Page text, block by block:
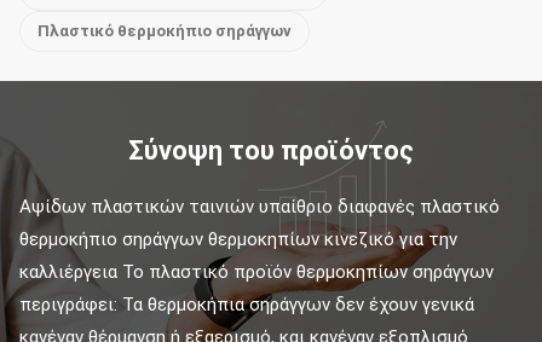
Πλαστικό θερμοκήπιο σηράγγων
Σύνοψη του προϊόντος
Αψίδων πλαστικών ταινιών υπαίθριο διαφανές πλαστικό
θερμοκήπιο σηράγγων θερμοκηπίων κινεζικό για την
καλλιέργεια Το πλαστικό προϊόν θερμοκηπίων σηράγγων
περιγράφει: Τα θερμοκήπια σηράγγων δεν έχουν γενικά
κανέναν θέρμανση ή εξαερισμό, και κανέναν εξοπλισμό